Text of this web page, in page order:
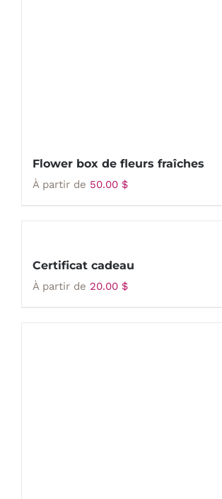
Flower box de fleurs fraîches
À partir de 50.00 $
Certificat cadeau
À partir de 20.00 $